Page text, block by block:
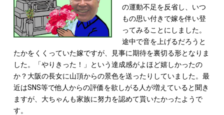
の運動不足を反省し、いつ
もの思い付きで嫁を伴い登
ってみることにしました。
途中で音を上げるだろうと
たかをくくっていた嫁ですが、見事に期待を裏切る形となりま
した。「やりきった！」という達成感がよほど嬉しかったの
か？大阪の長女に山頂からの景色を送ったりしていました。最
近はSNS等で他人からの評価を欲しがる人が増えていると聞き
ますが、大ちゃんも家族に努力を認めて貰いたかったようで
す。